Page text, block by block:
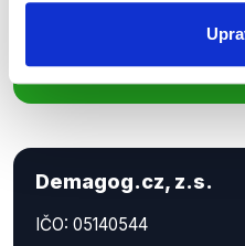
Demagog.cz, z.s.
IČO: 05140544